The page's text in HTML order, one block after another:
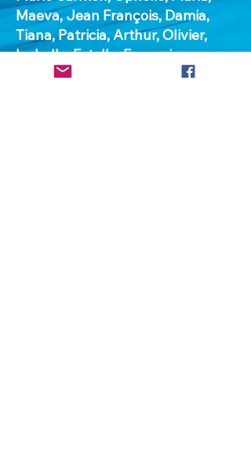
Maeva, Jean François, Damia,
Tiana, Patricia, Arthur, Olivier,
Isabelle, Estelle, Françoise,
Stéphane, Denis, Jean, Diane,